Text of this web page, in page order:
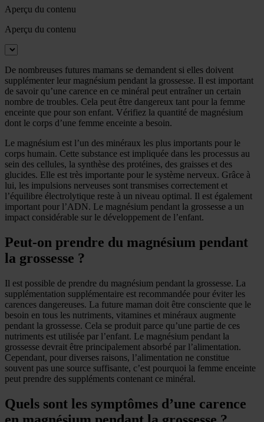
Aperçu du contenu
Aperçu du contenu
De nombreuses futures mamans se demandent si elles doivent
supplémenter leur magnésium pendant la grossesse. Il est important
de savoir qu’une carence en ce minéral peut entraîner un certain
nombre de troubles. Cela peut être dangereux tant pour la femme
enceinte que pour son enfant. Vérifiez la quantité de magnésium
dont le corps d’une femme enceinte a besoin.
Le magnésium est l’un des minéraux les plus importants pour le
corps humain. Cette substance est impliquée dans les processus au
sein des cellules, la synthèse des protéines, des graisses et des
glucides. Elle est très importante pour le système nerveux. Grâce à
lui, les impulsions nerveuses sont transmises correctement et
l’équilibre électrolytique reste à un niveau optimal. Il est également
important pour l’ADN. Le magnésium pendant la grossesse a un
impact considérable sur le développement de l’enfant.
Peut-on prendre du magnésium pendant
la grossesse ?
Il est possible de prendre du magnésium pendant la grossesse. La
supplémentation supplémentaire est recommandée pour éviter les
carences dangereuses. La future maman doit être consciente que le
besoin en tous les nutriments, vitamines et minéraux augmente
pendant la grossesse. Cela se produit parce qu’une partie de ces
nutriments est utilisée par l’enfant. Le magnésium pendant la
grossesse devrait être principalement absorbé par l’alimentation.
Cependant, pour diverses raisons, l’alimentation ne constitue
souvent pas une source suffisante, c’est pourquoi la femme enceinte
peut prendre des suppléments contenant ce minéral.
Quels sont les symptômes d’une carence